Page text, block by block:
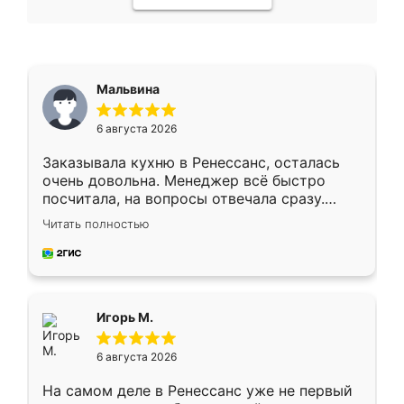
Мальвина
6 августа 2026
Заказывала кухню в Ренессанс, осталась
очень довольна. Менеджер всё быстро
посчитала, на вопросы отвечала сразу.
Замерщик приехал в субботу, подошёл к
делу со всей ответственностью. Собрали
за день, ребята работали аккуратно, даже
Читать полностью
Игорь М.
6 августа 2026
На самом деле в Ренессанс уже не первый